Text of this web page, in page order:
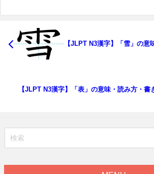
【JLPT N3漢字】「雪」の意
【JLPT N3漢字】「表」の意味・読み方・書